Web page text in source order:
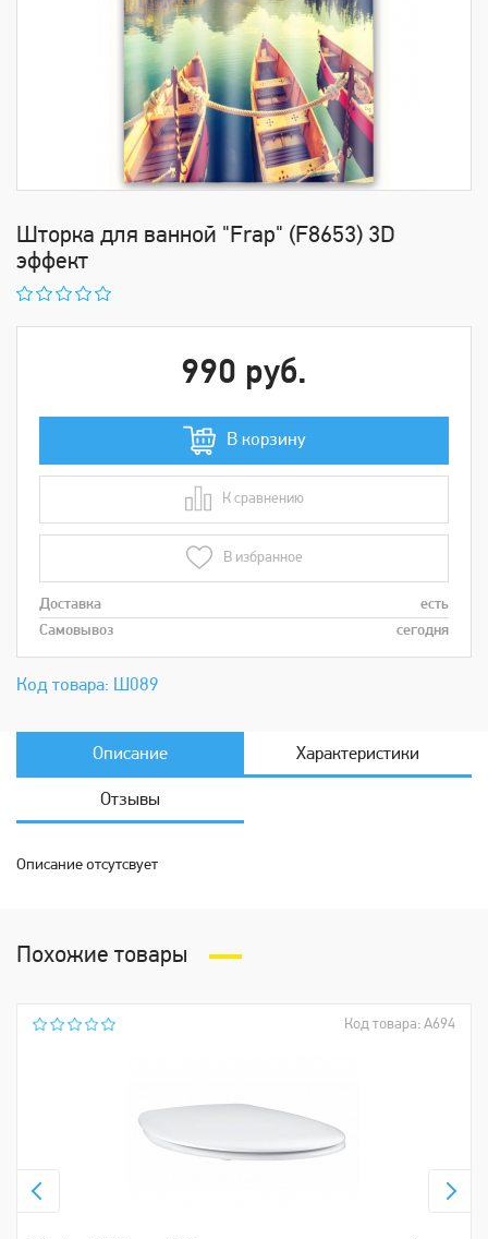
Шторка для ванной "Frap" (F8653) 3D
эффект
Код товара: Ш089
990 руб.
В корзину
К сравнению
В сравнении
В избранное
Доставка
есть
Самовывоз
сегодня
Описание Характеристики
Отзывы
Описание отсутсвует
Похожие товары
Код товара: А694